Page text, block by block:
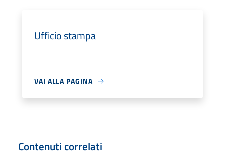
Ufficio stampa
VAI ALLA PAGINA
Contenuti correlati